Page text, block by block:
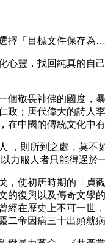
「目標文件保存為…
心靈，找回純真的自
個敬畏神佛的國度，
政；唐代偉大的詩人
中國的傳統文化中
，則所到之處，莫
力服人者只能得逞於
，使初唐時期的「貞
的復興以及傳奇文學
經在歷史上不可一世
帝因病三十出頭就